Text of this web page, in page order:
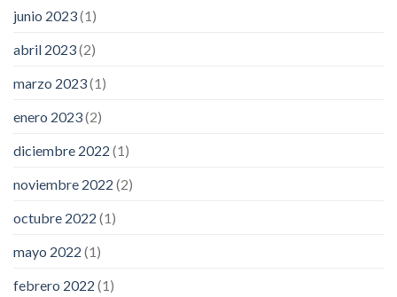
junio 2023(1)
abril 2023(2)
marzo 2023(1)
enero 2023(2)
diciembre 2022 (1)
noviembre 2022 (2)
octubre 2022 (1)
mayo 2022 (1)
febrero 2022 (1)